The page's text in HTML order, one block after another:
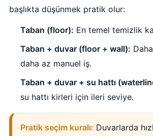
Jakuzi Sauna
Kartuş Filtreler
başlıkta düşünmek pratik olur:
Taban (floor): En temel temizlik
Taban + duvar (floor + wall):
daha az manuel iş.
Taban + duvar + su hattı
su hattı kirleri için ileri seviye.
Pratik seçim kuralı: Duvarlarda